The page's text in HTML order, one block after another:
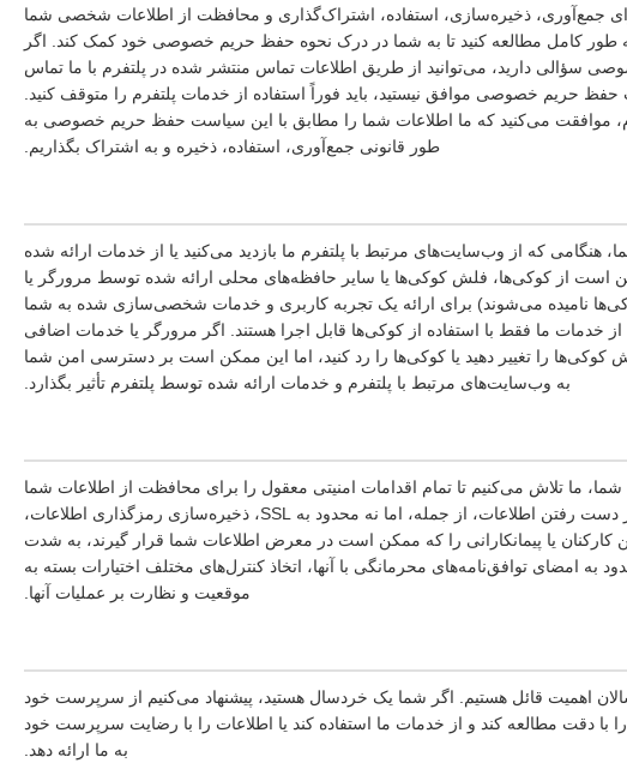
ذخیره‌سازی، استفاده، اشتراک‌گذاری و محافظت از اطلاعات شخصی شما
کامل مطالعه کنید تا به شما در درک نحوه حفظ حریم خصوصی خود کمک کند. اگر
سؤالی دارید، می‌توانید از طریق اطلاعات تماس منتشر شده در پلتفرم با ما تماس
حریم خصوصی موافق نیستید، باید فوراً استفاده از خدمات پلتفرم را متوقف کنید.
موافقت می‌کنید که ما اطلاعات شما را مطابق با این سیاست حفظ حریم خصوصی به
طور قانونی جمع‌آوری، استفاده، ذخیره و به اشتراک بگذاریم.
هنگامی که از وب‌سایت‌های مرتبط با پلتفرم ما بازدید می‌کنید یا از خدمات ارائه شده
است از کوکی‌ها، فلش کوکی‌ها یا سایر حافظه‌های محلی ارائه شده توسط مرورگر یا
نامیده می‌شوند) برای ارائه یک تجربه کاربری و خدمات شخصی‌سازی شده به شما
خدمات ما فقط با استفاده از کوکی‌ها قابل اجرا هستند. اگر مرورگر یا خدمات اضافی
کوکی‌ها را تغییر دهید یا کوکی‌ها را رد کنید، اما این ممکن است بر دسترسی امن شما
به وب‌سایت‌های مرتبط با پلتفرم و خدمات ارائه شده توسط پلتفرم تأثیر بگذارد.
ما تلاش می‌کنیم تا تمام اقدامات امنیتی معقول را برای محافظت از اطلاعات شما
انجام دهیم، در صورت نشت، آسیب یا از دست رفتن اطلاعات، از جمله، اما نه محدود به SSL، ذخیره‌سازی رمزگذاری اطلاعات،
کارکنان یا پیمانکارانی را که ممکن است در معرض اطلاعات شما قرار گیرند، به شدت
به امضای توافق‌نامه‌های محرمانگی با آنها، اتخاذ کنترل‌های مختلف اختیارات بسته به
موقعیت و نظارت بر عملیات آنها.
اهمیت قائل هستیم. اگر شما یک خردسال هستید، پیشنهاد می‌کنیم از سرپرست خود
دقت مطالعه کند و از خدمات ما استفاده کند یا اطلاعات را با رضایت سرپرست خود
به ما ارائه دهد.